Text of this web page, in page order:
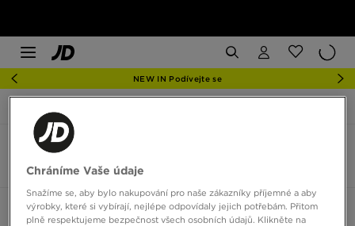
NEW IN Podívejte se
Seřadit:Doporučené Filtrovat
Chráníme Vaše údaje
Snažíme se, aby bylo nakupování pro naše zákazníky příjemné a aby
výrobky, které si vybírají, nejlépe odpovídaly jejich potřebám. Přitom
plně respektujeme bezpečnost všech osobních údajů. Klikněte na